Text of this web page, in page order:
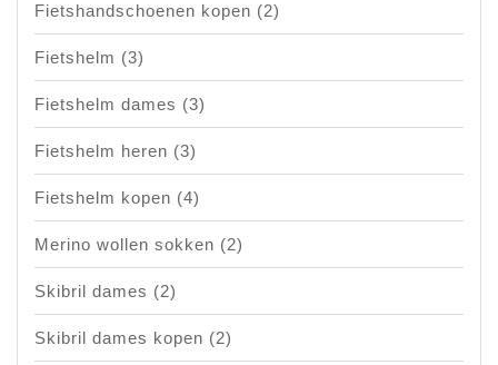
Fietshandschoenen kopen (2)
Fietshelm (3)
Fietshelm dames (3)
Fietshelm heren (3)
Fietshelm kopen (4)
Merino wollen sokken (2)
Skibril dames (2)
Skibril dames kopen (2)